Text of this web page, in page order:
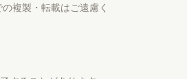
複製・転載はご遠慮く